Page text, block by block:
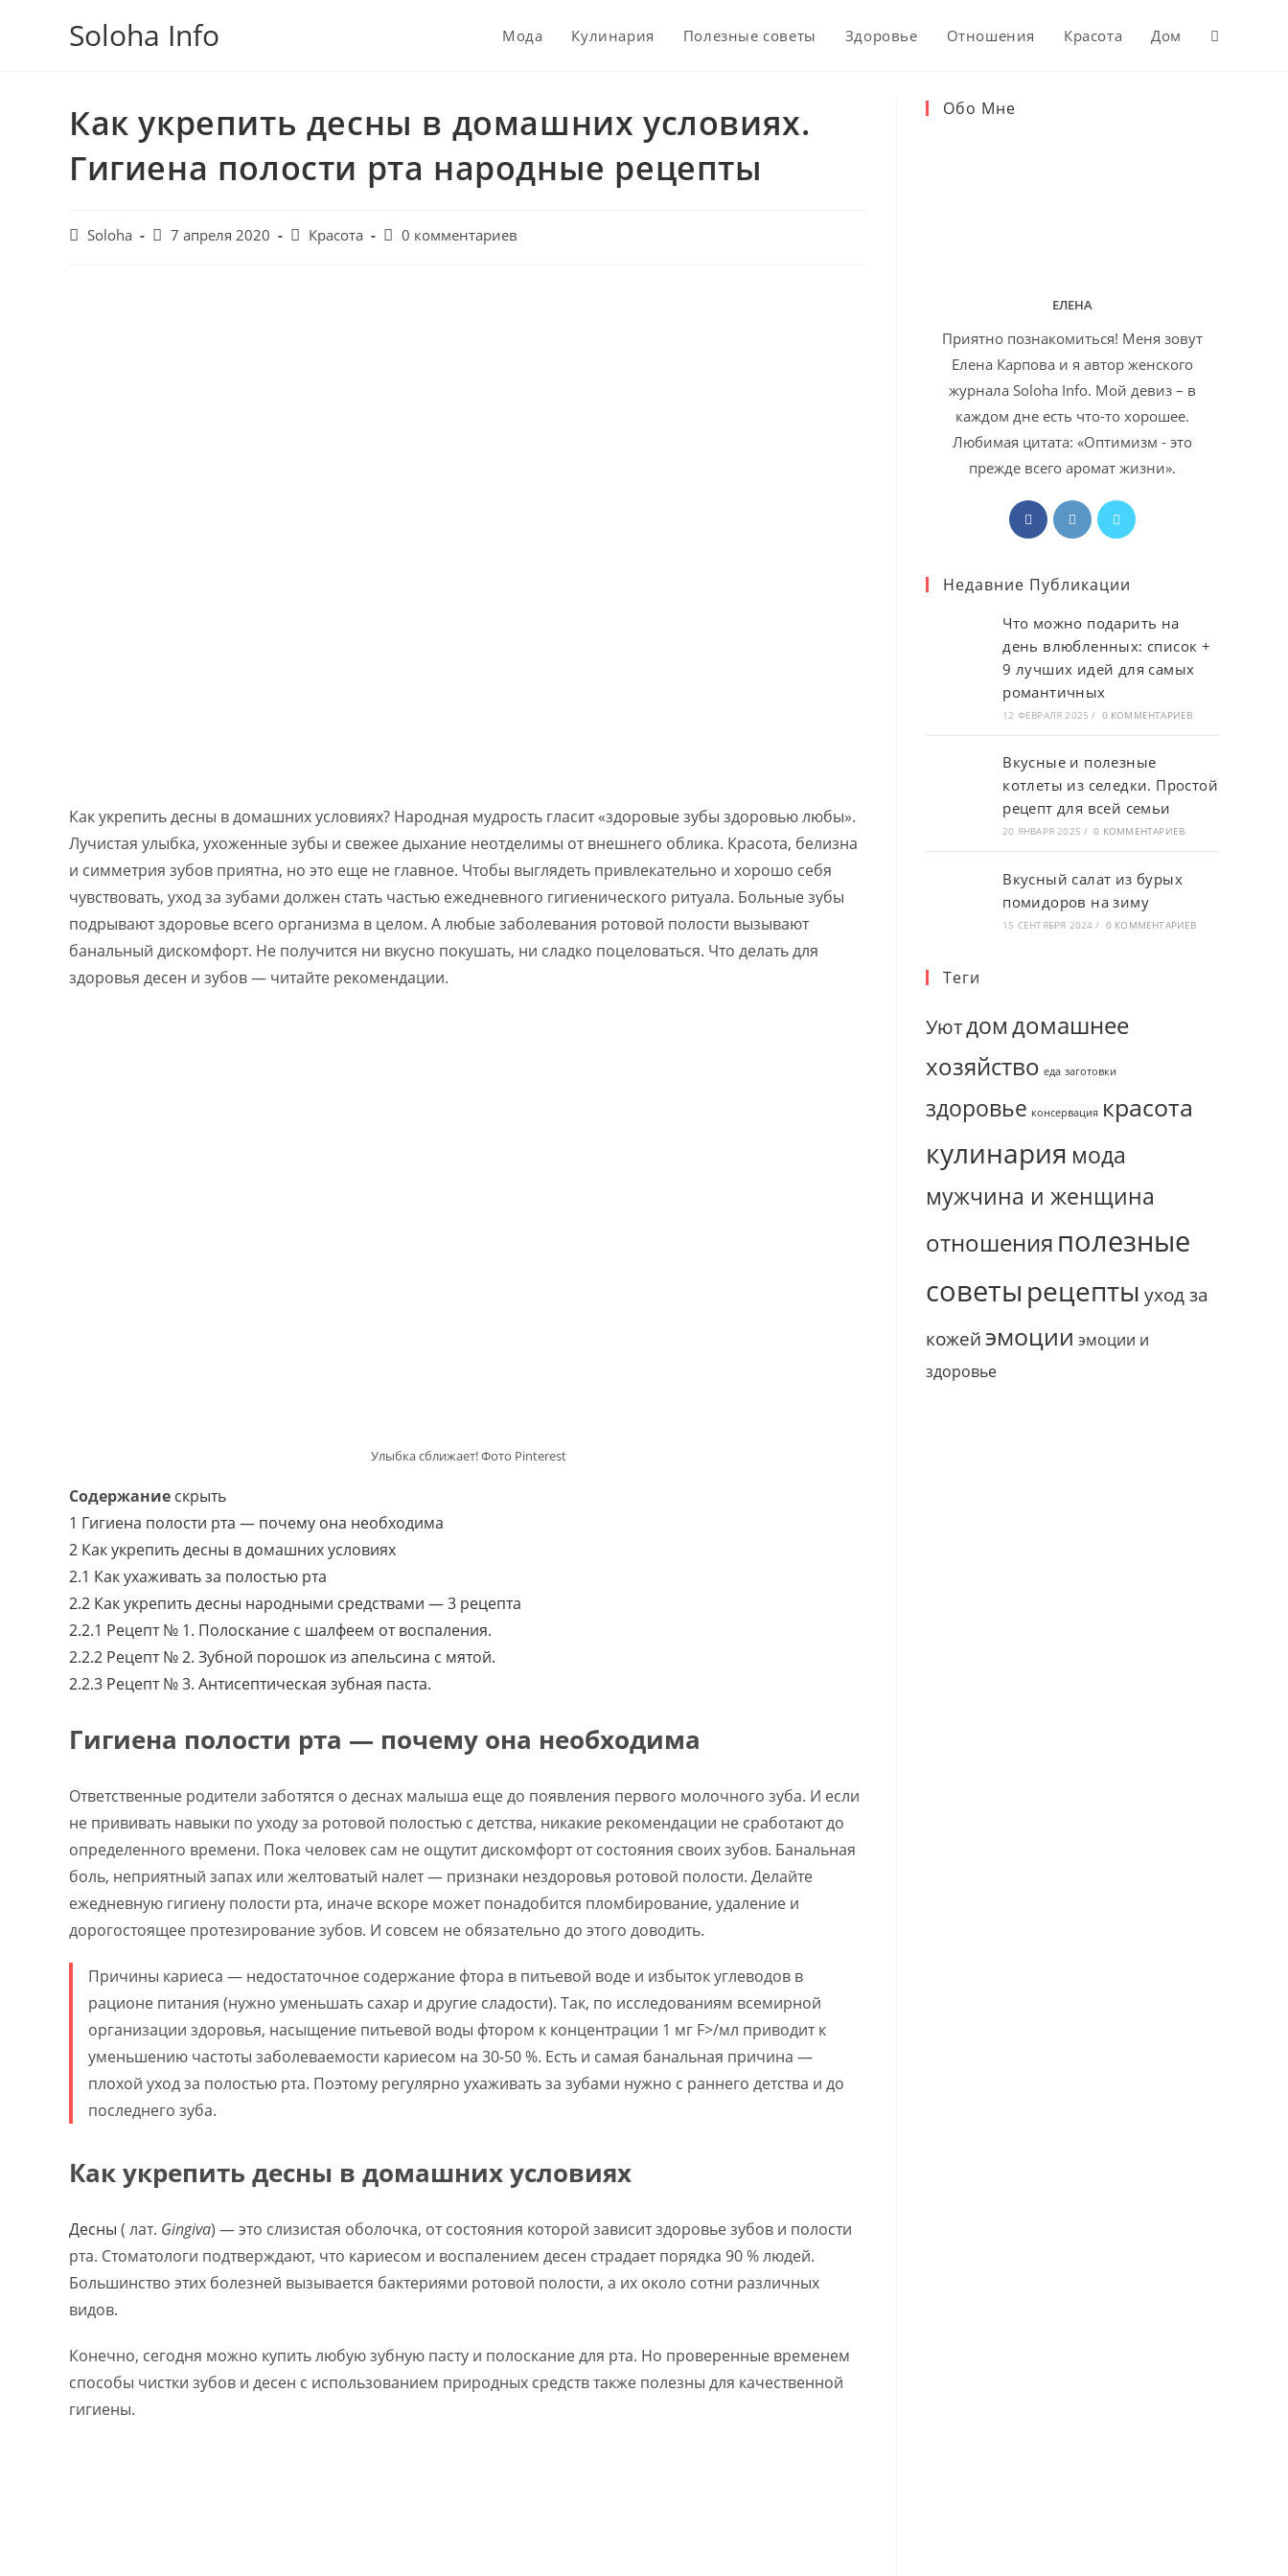
Soloha Info Мода Кулинария Полезные советы Здоровье Отношения Красота Дом
Как укрепить десны в домашних условиях.
Гигиена полости рта народные рецепты
PostSoloha
Запись
7 апреля 2020
PostКрасота
Post0 комментариев
Как укрепить десны в домашних условиях? Народная мудрость гласит «здоровые зубы здоровью любы».
Лучистая улыбка, ухоженные зубы и свежее дыхание неотделимы от внешнего облика. Красота, белизна
и симметрия зубов приятна, но это еще не главное. Чтобы выглядеть привлекательно и хорошо себя
чувствовать, уход за зубами должен стать частью ежедневного гигиенического ритуала. Больные зубы
подрывают здоровье всего организма в целом. А любые заболевания ротовой полости вызывают
банальный дискомфорт. Не получится ни вкусно покушать, ни сладко поцеловаться. Что делать для
здоровья десен и зубов — читайте рекомендации.
Улыбка сближает! Фото Pinterest
Содержание скрыть
1 Гигиена полости рта — почему она необходима
2 Как укрепить десны в домашних условиях
2.1 Как ухаживать за полостью рта
2.2 Как укрепить десны народными средствами — 3 рецепта
2.2.1 Рецепт № 1. Полоскание с шалфеем от воспаления.
2.2.2 Рецепт № 2. Зубной порошок из апельсина с мятой.
2.2.3 Рецепт № 3. Антисептическая зубная паста.
Гигиена полости рта — почему она необходима
Ответственные родители заботятся о деснах малыша еще до появления первого молочного зуба. И если
не прививать навыки по уходу за ротовой полостью с детства, никакие рекомендации не сработают до
определенного времени. Пока человек сам не ощутит дискомфорт от состояния своих зубов. Банальная
боль, неприятный запах или желтоватый налет — признаки нездоровья ротовой полости. Делайте
ежедневную гигиену полости рта, иначе вскоре может понадобится пломбирование, удаление и
дорогостоящее протезирование зубов. И совсем не обязательно до этого доводить.
Причины кариеса — недостаточное содержание фтора в питьевой воде и избыток углеводов в
рационе питания (нужно уменьшать сахар и другие сладости). Так, по исследованиям всемирной
организации здоровья, насыщение питьевой воды фтором к концентрации 1 мг F>/мл приводит к
уменьшению частоты заболеваемости кариесом на 30-50 %. Есть и самая банальная причина —
плохой уход за полостью рта. Поэтому регулярно ухаживать за зубами нужно с раннего детства и до
последнего зуба.
Как укрепить десны в домашних условиях
Десны ( лат. Gingiva) — это слизистая оболочка, от состояния которой зависит здоровье зубов и полости
рта. Стоматологи подтверждают, что кариесом и воспалением десен страдает порядка 90 % людей.
Большинство этих болезней вызывается бактериями ротовой полости, а их около сотни различных
видов.
Конечно, сегодня можно купить любую зубную пасту и полоскание для рта. Но проверенные временем
способы чистки зубов и десен с использованием природных средств также полезны для качественной
гигиены.
Обо Мне
ЕЛЕНА
Приятно познакомиться! Меня зовут
Елена Карпова и я автор женского
журнала Soloha Info. Мой девиз – в
каждом дне есть что-то хорошее.
Любимая цитата: «Оптимизм - это
прежде всего аромат жизни».
Откроется
вкладке
Откроется
вкладке
Откроется
Недавние Публикации
Что можно подарить на
день влюбленных: список +
9 лучших идей для самых
романтичных
12 ФЕВРАЛЯ 2025 / 0 КОММЕНТАРИЕВ
Вкусные и полезные
котлеты из селедки. Простой
рецепт для всей семьи
20 ЯНВАРЯ 2025 / 0 КОММЕНТАРИЕВ
Вкусный салат из бурых
помидоров на зиму
15 СЕНТЯБРЯ 2024 / 0 КОММЕНТАРИЕВ
Теги
Уютдомдомашнее
хозяйство еда заготовки
здоровье консервация красота
кулинария мода
мужчина и женщина
отношения полезные
советы рецепты уход за
кожей эмоции эмоции и
здоровье